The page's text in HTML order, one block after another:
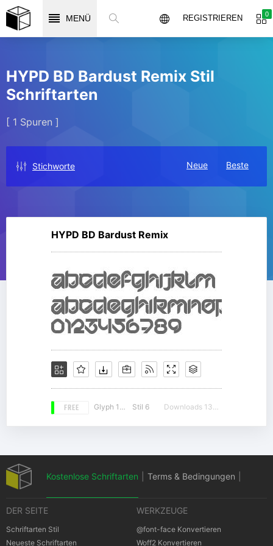
MENÜ 0
REGISTRIEREN
HYPD BD Bardust Remix Stil
Schriftarten
[ 1 Spuren ]
Stichworte Neue Beste
HYPD BD Bardust Remix
FREE Glyph 124 Stil 6 Downloads 13456
Kostenlose Schriftarten Terms & Bedingungen
DER SEITE
Schriftarten Stil
Neueste Schriftarten
WERKZEUGE
@font-face Konvertieren
Woff2 Konvertieren